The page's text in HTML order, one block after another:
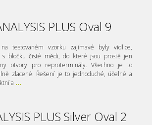
PLUS Oval 9
testovaném vzorku zajímavé byly vidlice,
s bločku čisté mědi, do které jsou prostě jen
otvory pro reproterminály. Všechno je to
zlacené. Řešení je to jednoduché, účelné a
a ...
PLUS Silver Oval 2